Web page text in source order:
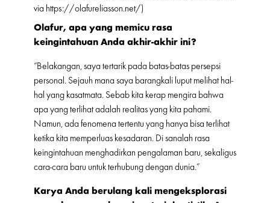
via https://olafureliasson.net/)
Olafur, apa yang memicu rasa
keingintahuan Anda akhir-akhir ini?
“Belakangan, saya tertarik pada batas-batas persepsi
personal. Sejauh mana saya barangkali luput melihat hal-
hal yang kasatmata. Sebab kita kerap mengira bahwa
apa yang terlihat adalah realitas yang kita pahami.
Namun, ada fenomena tertentu yang hanya bisa terlihat
ketika kita memperluas kesadaran. Di sanalah rasa
keingintahuan menghadirkan pengalaman baru, sekaligus
cara-cara baru untuk terhubung dengan dunia.”
Karya Anda berulang kali mengeksplorasi